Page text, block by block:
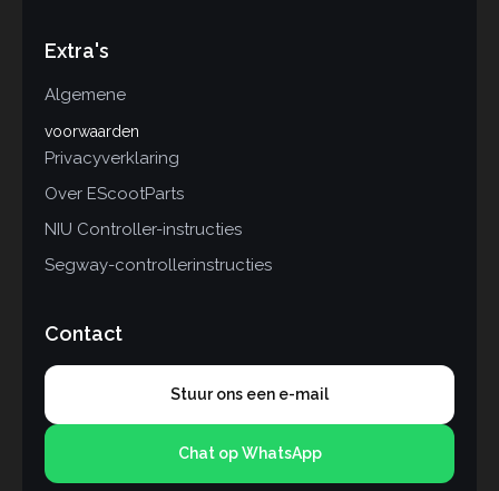
Extra's
Algemene
voorwaarden
Privacyverklaring
Over EScootParts
NIU Controller-instructies
Segway-controllerinstructies
Contact
Stuur ons een e-mail
Chat op WhatsApp